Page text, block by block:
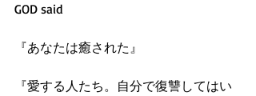
GOD said
『あなたは癒された』
『愛する人たち。自分で復讐してはい